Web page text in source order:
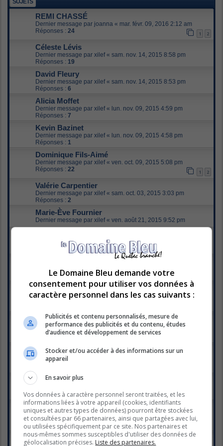
SUJETS
REMI CHASSÉ
Dernier message par joanna « mar. févr. 09, 2016 2:12 am
Réponses : 24 1 2
Céleste Lévis
Dernier message par xilef« sam. nov. 14, 2015 8:58 pm
Réponses : 19
David Fleury
Dernier message par xilef« sam. nov. 14, 2015 8:53 pm
Réponses : 6
Alicia Moffet
Dernier message par xilef« lun. nov. 09, 2015 4:59 pm
Réponses : 7
Kevin Bazinet
Dernier message par xilef« lun. nov. 09, 2015 4:58 pm
Réponses : 1
Dominique Fils-Aimé
Dernier message par xilef« ven. oct. 09, 2015 5:08 pm
Réponses : 22 1 2
Valérie Carpentier
Dernier message par xilef« sam. oct. 03, 2015 3:03 pm
Réponses : 2
Marie-Ève Fournier
Dernier message par xilef« ven. août 21, 2015 9:52 pm
Dernier message parAnya«mer. juin 03, 2015 11:19 pm
Réponses :
Dernier message par xilef
lun. juin 01, 2015 3:25 pm
Réponses :7
Valerie Lahaie
Dernier message parAnya « dim. mai 31, 2015 5:12 pm
Valérie Daure
Dernier message par xilef«lun. avr. 27, 2015 8:30 pm
Réponses :21
Tamara Weber-Fillion
Dernier message par
Réponses :
Catherine Avoine
Réponses :4
Rita Tabbakh
Dernier message par xilef«dim. avr. 19, 2015 8:15 pm
Réponses :23
Élie Dupuis
Le Domaine Bleu demande votre
consentement pour utiliser vos données à
caractère personnel dans les cas suivants :
Publicités et contenu personnalisés, mesure de
performance des publicités et du contenu, études
d’audience et développement de services
Stocker et/ou accéder à des informations sur un
appareil
En savoir plus
Vos données à caractère personnel seront traitées, et les
informations liées à votre appareil (cookies, identifiants
uniques et autres types de données) pourront être stockées
et consultées par 66 partenaires, ainsi que partagées avec lui,
ou utilisées spécifiquement par ce site. Nos partenaires et
nous-mêmes sommes susceptibles d'utiliser des données de
géolocalisation précises. Liste des partenaires.